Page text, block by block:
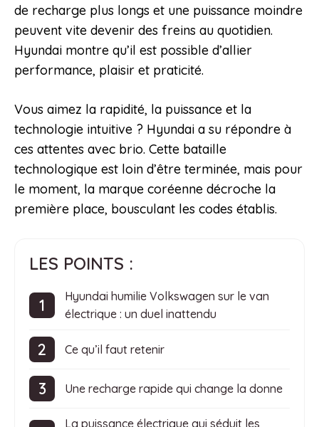
de recharge plus longs et une puissance moindre
peuvent vite devenir des freins au quotidien.
Hyundai montre qu’il est possible d’allier
performance, plaisir et praticité.
Vous aimez la rapidité, la puissance et la
technologie intuitive ? Hyundai a su répondre à
ces attentes avec brio. Cette bataille
technologique est loin d’être terminée, mais pour
le moment, la marque coréenne décroche la
première place, bousculant les codes établis.
LES POINTS :
Hyundai humilie Volkswagen sur le van
électrique : un duel inattendu
Ce qu’il faut retenir
Une recharge rapide qui change la donne
La puissance électrique qui séduit les